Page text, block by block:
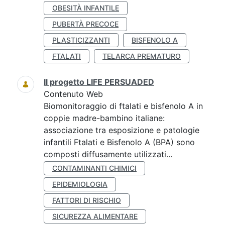
OBESITÀ INFANTILE
PUBERTÀ PRECOCE
PLASTICIZZANTI
BISFENOLO A
FTALATI
TELARCA PREMATURO
Il progetto LIFE PERSUADED
Contenuto Web
Biomonitoraggio di ftalati e bisfenolo A in
coppie madre-bambino italiane:
associazione tra esposizione e patologie
infantili Ftalati e Bisfenolo A (BPA) sono
composti diffusamente utilizzati...
CONTAMINANTI CHIMICI
EPIDEMIOLOGIA
FATTORI DI RISCHIO
SICUREZZA ALIMENTARE